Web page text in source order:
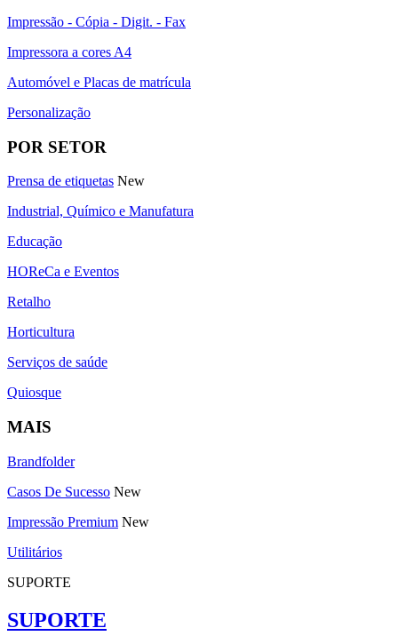
Impressão - Cópia - Digit. - Fax
Impressora a cores A4
Automóvel e Placas de matrícula
Personalização
POR SETOR
Prensa de etiquetas New
Industrial, Químico e Manufatura
Educação
HOReCa e Eventos
Retalho
Horticultura
Serviços de saúde
Quiosque
MAIS
Brandfolder
Casos De Sucesso New
Impressão Premium New
Utilitários
SUPORTE
SUPORTE